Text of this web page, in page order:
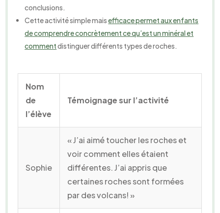
conclusions.
Cette activité simple maisefficace permet aux enfants
de comprendre concrètement ce qu’est un minéral et
commentdistinguer différents types de roches.
Nom
de
l’élève
Témoignage sur l’activité
Sophie
« J’ai aimé toucher les roches et
voir comment elles étaient
différentes. J’ai appris que
certaines roches sont formées
par des volcans! »